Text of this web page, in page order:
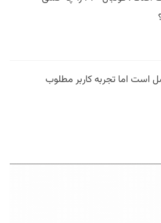
است اما تجربه کاربر مطلوب